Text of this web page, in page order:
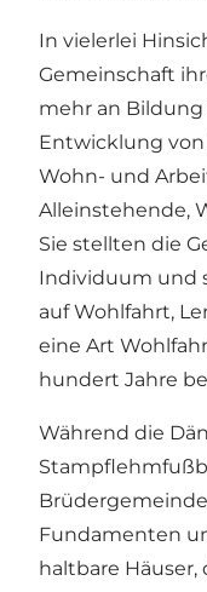
In vielerlei
Gemeinschaft
mehr an Bildung
Entwicklung von
Wohn- und
Alleinstehende,
Sie stellten die
Individuum und
auf Wohlfahrt,
eine Art
hundert Jahre
Während die
Fundamenten
haltbare